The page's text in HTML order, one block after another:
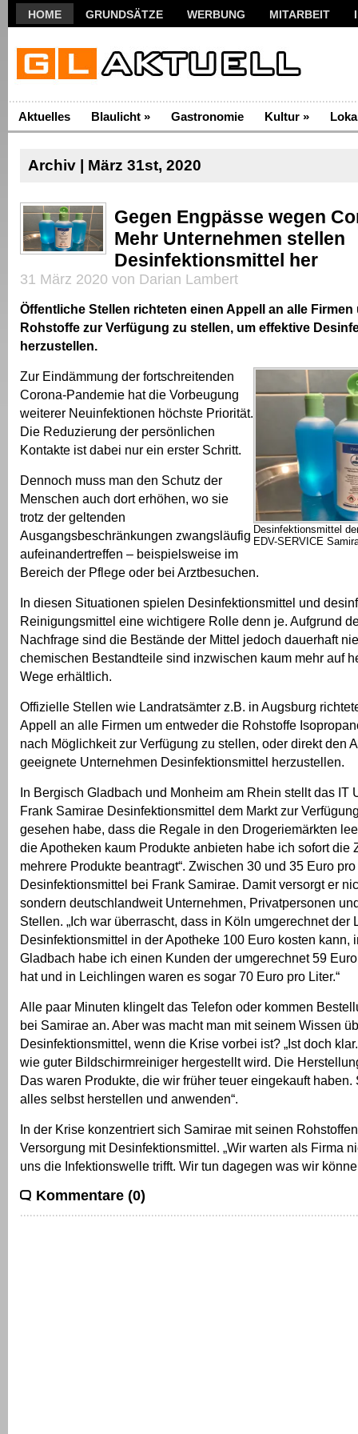
HOME GRUNDSÄTZE WERBUNG MITARBEIT
Aktuelles Blaulicht » Gastronomie Kultur »
Archiv | März 31st, 2020
Gegen Engpässe wegen
Mehr Unternehmen stellen
Desinfektionsmittel her
31 März 2020 von Darian Lambert
Öffentliche Stellen richteten einen Appell an alle Firmen
Rohstoffe zur Verfügung zu stellen, um effektive
herzustellen.
Desinfektionsmittel
EDV-SERVICE
Zur Eindämmung der fortschreitenden
Corona-Pandemie hat die Vorbeugung
weiterer Neuinfektionen höchste Priorität.
Die Reduzierung der persönlichen
Kontakte ist dabei nur ein erster Schritt.
Dennoch muss man den Schutz der
Menschen auch dort erhöhen, wo sie
trotz der geltenden
Ausgangsbeschränkungen zwangsläufig
aufeinandertreffen – beispielsweise im
Bereich der Pflege oder bei Arztbesuchen.
In diesen Situationen spielen Desinfektionsmittel und
Reinigungsmittel eine wichtigere Rolle denn je. Aufgrund
Nachfrage sind die Bestände der Mittel jedoch dauerhaft
chemischen Bestandteile sind inzwischen kaum mehr auf
Wege erhältlich.
Offizielle Stellen wie Landratsämter z.B. in Augsburg
Appell an alle Firmen um entweder die Rohstoffe
nach Möglichkeit zur Verfügung zu stellen, oder direkt den
geeignete Unternehmen Desinfektionsmittel herzustellen.
In Bergisch Gladbach und Monheim am Rhein stellt das IT
Frank Samirae Desinfektionsmittel dem Markt zur
gesehen habe, dass die Regale in den Drogeriemärkten
die Apotheken kaum Produkte anbieten habe ich sofort die
mehrere Produkte beantragt“. Zwischen 30 und 35 Euro
Desinfektionsmittel bei Frank Samirae. Damit versorgt er
sondern deutschlandweit Unternehmen, Privatpersonen
Stellen. „Ich war überrascht, dass in Köln umgerechnet der
Desinfektionsmittel in der Apotheke 100 Euro kosten kann,
Gladbach habe ich einen Kunden der umgerechnet 59
hat und in Leichlingen waren es sogar 70 Euro pro Liter.“
Alle paar Minuten klingelt das Telefon oder kommen
bei Samirae an. Aber was macht man mit seinem Wissen
Desinfektionsmittel, wenn die Krise vorbei ist? „Ist doch
wie guter Bildschirmreiniger hergestellt wird. Die
Das waren Produkte, die wir früher teuer eingekauft haben.
alles selbst herstellen und anwenden“.
In der Krise konzentriert sich Samirae mit seinen
Versorgung mit Desinfektionsmittel. „Wir warten als Firma
uns die Infektionswelle trifft. Wir tun dagegen was wir
Kommentare (0)